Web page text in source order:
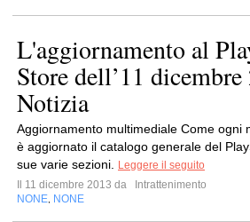
L'aggiornamento al
Store dell’11
Notizia
Aggiornamento multimediale Come ogni
è aggiornato il catalogo generale del
sue varie sezioni.
Leggere il seguito
Il 11 dicembre 2013 da
Intrattenimento
NONE NONE